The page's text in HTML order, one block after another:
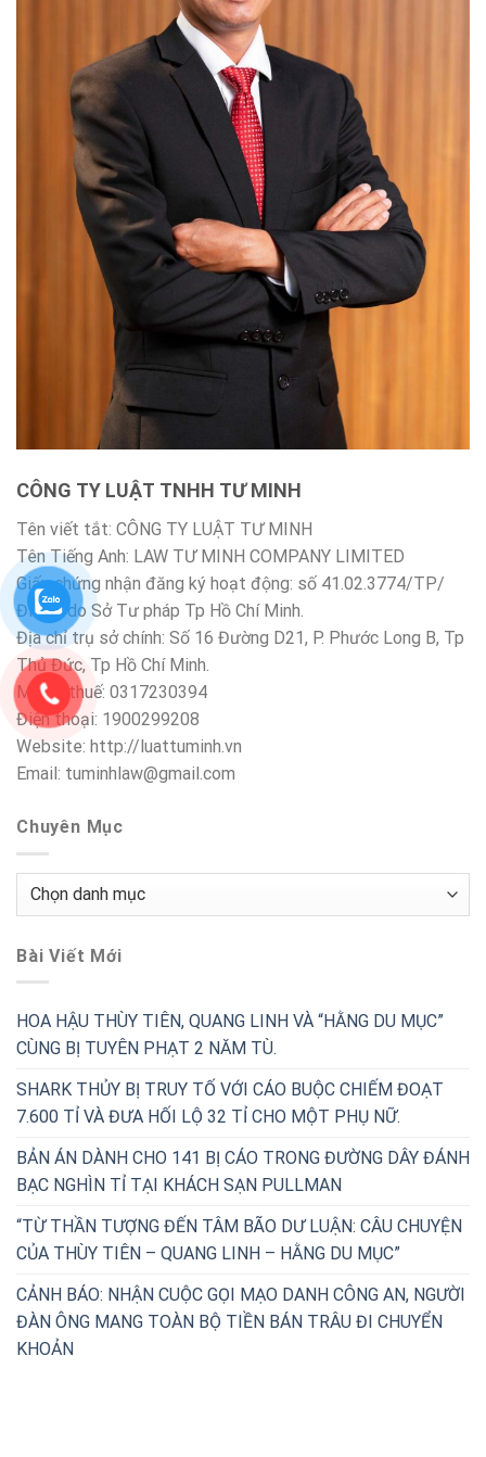
CÔNG TY LUẬT TNHH TƯ MINH
Tên viết tắt: CÔNG TY LUẬT TƯ MINH
Tên Tiếng Anh: LAW TƯ MINH COMPANY LIMITED
Giấy chứng nhận đăng ký hoạt động: số 41.02.3774/TP/
ĐKHĐ do Sở Tư pháp Tp Hồ Chí Minh.
Địa chỉ trụ sở chính: Số 16 Đường D21, P. Phước Long B, Tp
Thủ Đức, Tp Hồ Chí Minh.
Mã số thuế: 0317230394
Điện thoại: 1900299208
Website: http://luattuminh.vn
Email: tuminhlaw@gmail.com
Chuyên Mục
Chuyên
Bài Viết Mới
HOA HẬU THÙY TIÊN, QUANG LINH VÀ “HẰNG DU MỤC”
CÙNG BỊ TUYÊN PHẠT 2 NĂM TÙ.
SHARK THỦY BỊ TRUY TỐ VỚI CÁO BUỘC CHIẾM ĐOẠT
7.600 TỈ VÀ ĐƯA HỐI LỘ 32 TỈ CHO MỘT PHỤ NỮ.
BẢN ÁN DÀNH CHO 141 BỊ CÁO TRONG ĐƯỜNG DÂY ĐÁNH
BẠC NGHÌN TỈ TẠI KHÁCH SẠN PULLMAN
“TỪ THẦN TƯỢNG ĐẾN TÂM BÃO DƯ LUẬN: CÂU CHUYỆN
CỦA THÙY TIÊN – QUANG LINH – HẰNG DU MỤC”
CẢNH BÁO: NHẬN CUỘC GỌI MẠO DANH CÔNG AN, NGƯỜI
ĐÀN ÔNG MANG TOÀN BỘ TIỀN BÁN TRÂU ĐI CHUYỂN
KHOẢN